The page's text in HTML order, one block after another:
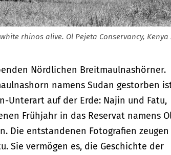
rhinos alive. Ol Pejeta Conservancy, Kenya
Nördlichen Breitmaulnashörner.
namens Sudan gestorben
Unterart auf der Erde: Najin und Fatu,
Frühjahr in das Reservat namens
Die entstandenen Fotografien zeugen
Sie vermögen es, die Geschichte der